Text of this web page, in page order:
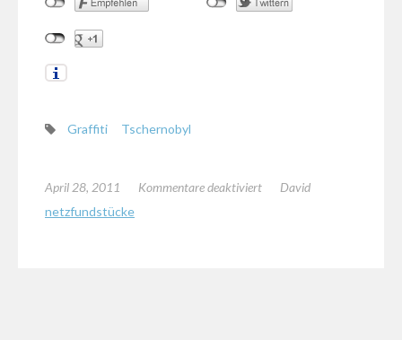
Graffiti Tschernobyl
April 28, 2011 Kommentare deaktiviertfür
David
netzfundstücke